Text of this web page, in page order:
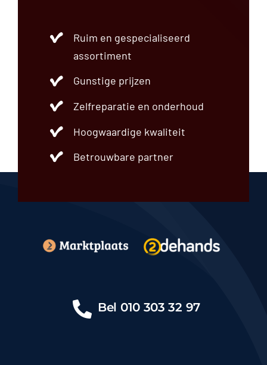
Ruim en gespecialiseerd
assortiment
Gunstige prijzen
Zelfreparatie en onderhoud
Hoogwaardige kwaliteit
Betrouwbare partner
Bel 010 303 32 97